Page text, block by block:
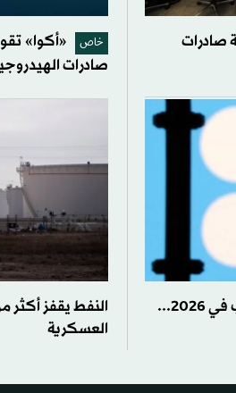
صادرات خاص
«أكوا»
صادرات
«أوبك» تخفض توقعات الطلب في 2026...
العسكرية